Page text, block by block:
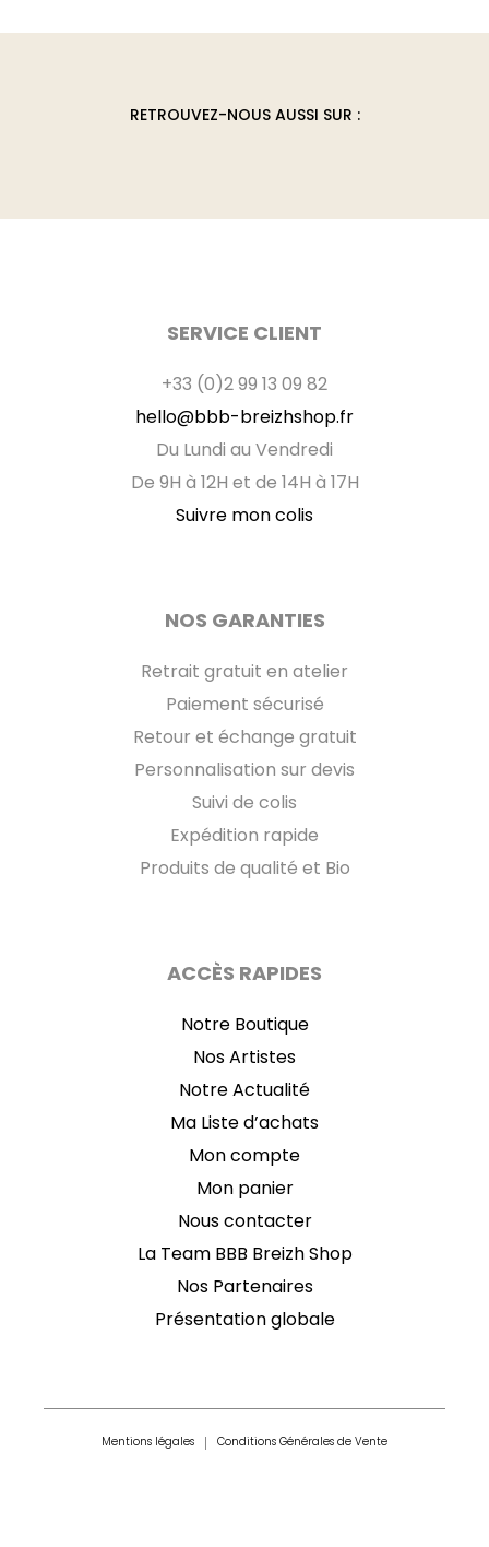
RETROUVEZ-NOUS AUSSI SUR :
SERVICE CLIENT
+33 (0)2 99 13 09 82
hello@bbb-breizhshop.fr
Du Lundi au Vendredi
De 9H à 12H et de 14H à 17H
Suivre mon colis
NOS GARANTIES
Retrait gratuit en atelier
Paiement sécurisé
Retour et échange gratuit
Personnalisation sur devis
Suivi de colis
Expédition rapide
Produits de qualité et Bio
ACCÈS RAPIDES
Notre Boutique
Nos Artistes
Notre Actualité
Ma Liste d’achats
Mon compte
Mon panier
Nous contacter
La Team BBB Breizh Shop
Nos Partenaires
Présentation globale
Mentions légales
Conditions Générales de Vente